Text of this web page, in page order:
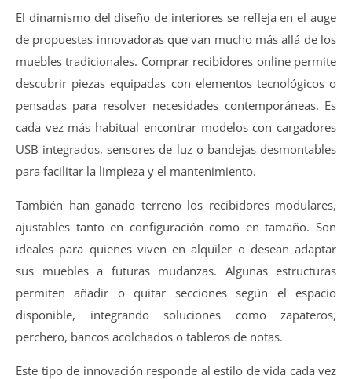
El dinamismo del diseño de interiores se refleja en el auge
de propuestas innovadoras que van mucho más allá de los
muebles tradicionales. Comprar recibidores online permite
descubrir piezas equipadas con elementos tecnológicos o
pensadas para resolver necesidades contemporáneas. Es
cada vez más habitual encontrar modelos con cargadores
USB integrados, sensores de luz o bandejas desmontables
para facilitar la limpieza y el mantenimiento.
También han ganado terreno los recibidores modulares,
ajustables tanto en configuración como en tamaño. Son
ideales para quienes viven en alquiler o desean adaptar
sus muebles a futuras mudanzas. Algunas estructuras
permiten añadir o quitar secciones según el espacio
disponible, integrando soluciones como zapateros,
perchero, bancos acolchados o tableros de notas.
Este tipo de innovación responde al estilo de vida cada vez